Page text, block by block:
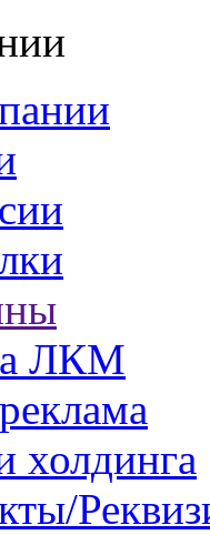
ЛКМ
холдинга